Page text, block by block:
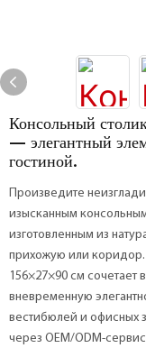
Консольный
— элегантный
гостиной.
Произведите
изысканным
изготовленным из
прихожую или коридор.
156×27×90 см
вневременную
вестибюлей и офисных
через OEM/ODM-